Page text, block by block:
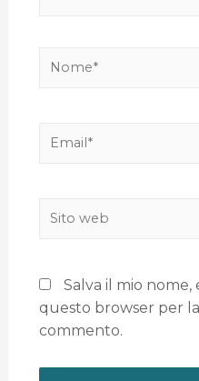
Salva il mio nome,
questo browser per
commento.